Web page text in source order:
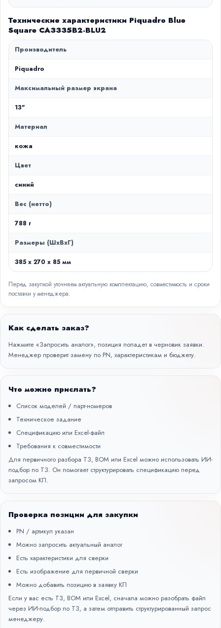
Технические характеристики Piquadro Blue
Square CA3335B2-BLU2
Производитель
Piquadro
Максимальный размер экрана
13"
Материал
кожа
Цвет
синий
Вес (нетто)
788 г
Размеры (ШxВxГ)
385 х 270 х 85 мм
Перед закупкой уточняем актуальную комплектацию, совместимость и сроки
поставки у менеджера.
Как сделать заказ?
Нажмите «Запросить аналог», позиция попадет в черновик заявки.
Менеджер проверит замену по PN, характеристикам и бюджету.
Что можно прислать?
Список моделей / парт-номеров
Техническое задание
Спецификацию или Excel-файл
Требования к совместимости
Для первичного разбора ТЗ, BOM или Excel можно использовать ИИ-
подбор по ТЗ. Он помогает структурировать спецификацию перед
запросом КП.
Проверка позиции для закупки
PN / артикул указан
Можно запросить актуальный аналог
Есть характеристики для сверки
Есть изображение для первичной сверки
Можно добавить позицию в заявку КП
Если у вас есть ТЗ, BOM или Excel, сначала можно разобрать файл
через ИИ-подбор по ТЗ, а затем отправить структурированный запрос
менеджеру.